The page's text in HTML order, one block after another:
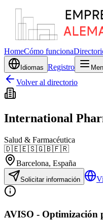
HomeCómo funciona
Idiomas Registro
Volver al directorio
International
Salud & Farmacéutica
🇩🇪🇪🇸🇬🇧🇫🇷
Barcelona, España
Solicitar información
AVISO - Optimización